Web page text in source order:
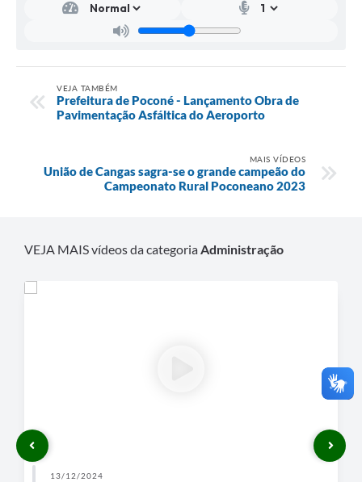
VEJA TAMBÉM
Prefeitura de Poconé - Lançamento Obra de
Pavimentação Asfáltica do Aeroporto
MAIS VÍDEOS
União de Cangas sagra-se o grande campeão do
Campeonato Rural Poconeano 2023
VEJA MAIS vídeos da categoriaAdministração
13/12/2024